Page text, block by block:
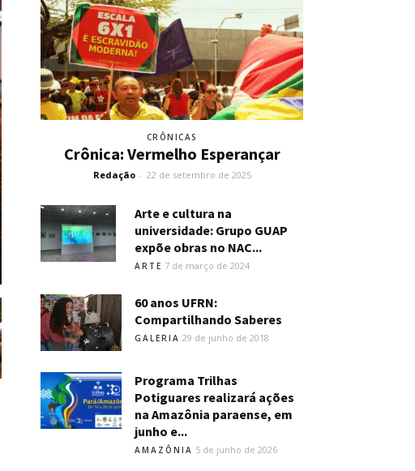
CRÔNICAS
Crônica: Vermelho Esperançar
Redação - 22 de setembro de 2025
Arte e cultura na
universidade: Grupo GUAP
expõe obras no NAC...
ARTE 7 de março de 2024
60 anos UFRN:
Compartilhando Saberes
GALERIA 29 de junho de 2018
Programa Trilhas
Potiguares realizará ações
na Amazônia paraense, em
junho e...
AMAZÔNIA 5 de junho de 2026